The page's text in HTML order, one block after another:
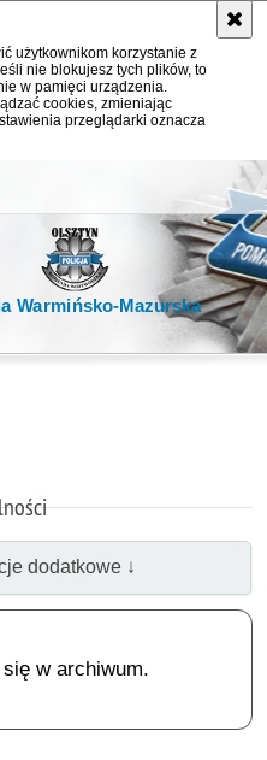
użytkownikom korzystanie z
nie blokujesz tych plików, to
w pamięci urządzenia.
cookies, zmieniając
przeglądarki oznacza
Warmińsko-Mazurska
dodatkowe ↓
w archiwum.